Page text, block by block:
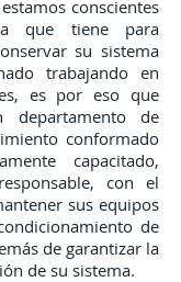
conscientes
que tiene para
su sistema
trabajando en
es por eso que
departamento de
conformado
capacitado,
con el
sus equipos
de
de garantizar la
de su sistema.